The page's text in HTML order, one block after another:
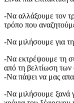
-Να αλλάξουμε τον
τρόπο που
-Να μιλήσουμε για
-Να εκτρέψουμε τη
από τη βελτίωση των
-Να πάψει να μας
-Να μιλήσουμε ξανά